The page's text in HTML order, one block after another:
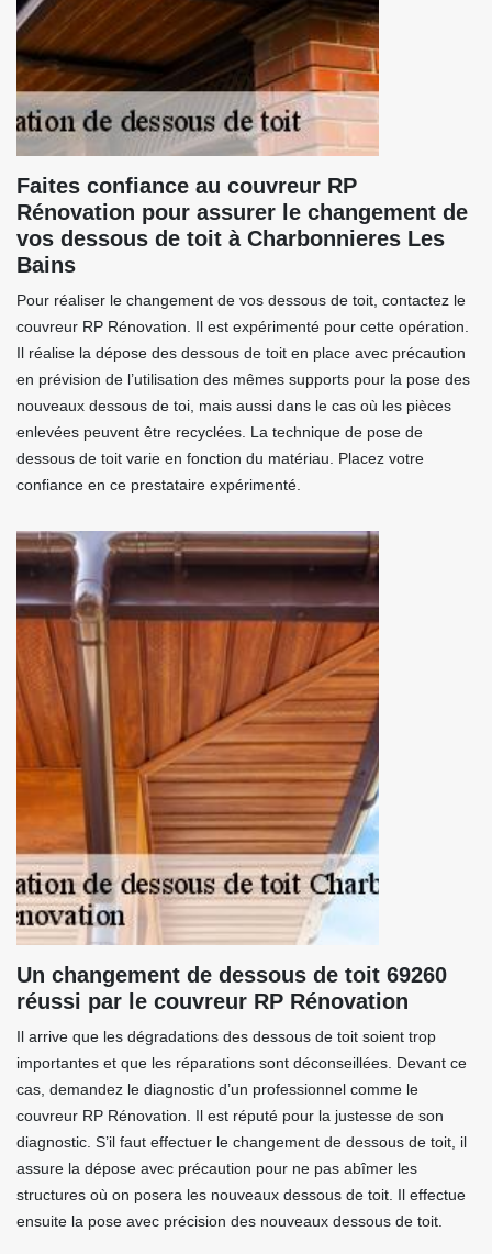
Faites confiance au couvreur RP
Rénovation pour assurer le changement de
vos dessous de toit à Charbonnieres Les
Bains
Pour réaliser le changement de vos dessous de toit, contactez le
couvreur RP Rénovation. Il est expérimenté pour cette opération.
Il réalise la dépose des dessous de toit en place avec précaution
en prévision de l’utilisation des mêmes supports pour la pose des
nouveaux dessous de toi, mais aussi dans le cas où les pièces
enlevées peuvent être recyclées. La technique de pose de
dessous de toit varie en fonction du matériau. Placez votre
confiance en ce prestataire expérimenté.
Un changement de dessous de toit 69260
réussi par le couvreur RP Rénovation
Il arrive que les dégradations des dessous de toit soient trop
importantes et que les réparations sont déconseillées. Devant ce
cas, demandez le diagnostic d’un professionnel comme le
couvreur RP Rénovation. Il est réputé pour la justesse de son
diagnostic. S’il faut effectuer le changement de dessous de toit, il
assure la dépose avec précaution pour ne pas abîmer les
structures où on posera les nouveaux dessous de toit. Il effectue
ensuite la pose avec précision des nouveaux dessous de toit.